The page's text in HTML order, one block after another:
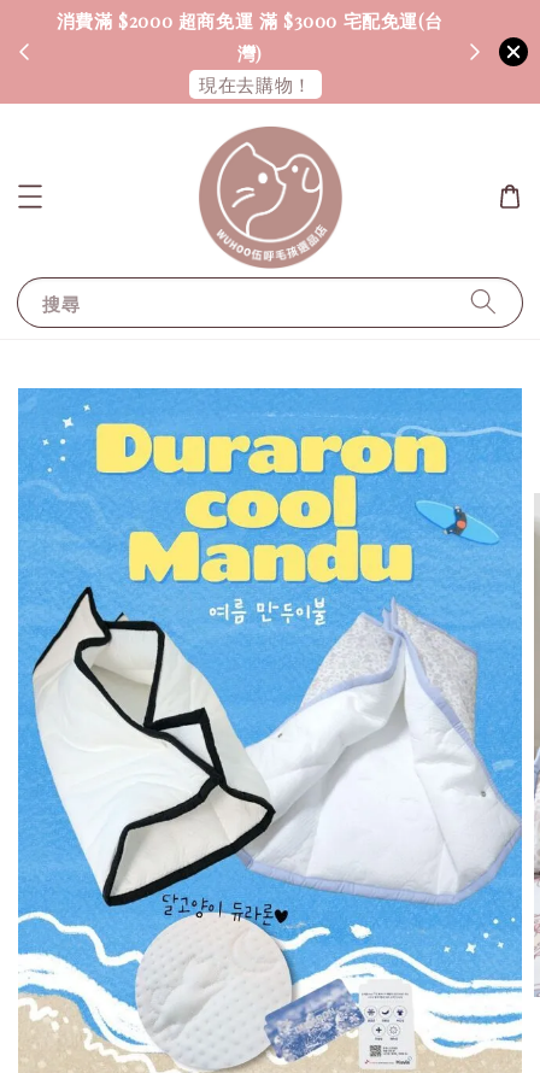
消費滿 $2000 超商免運 滿 $3000 宅配免運(台
灣)
現在去購物！
海外配
搜尋